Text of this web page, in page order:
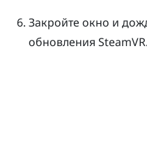
Закройте окно и
обновления SteamVR.